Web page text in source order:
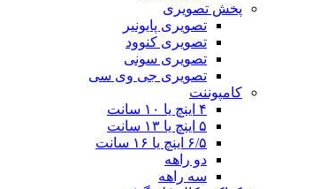
پخش تصویری
تصویری پایونیر
تصویری کنوود
تصویری سونی
تصویری جی وی سی
کامپوننت
۴ اینچ یا ۱۰ سانت
۵ اینچ یا ۱۳ سانت
۶/۵ اینچ یا ۱۶ سانت
دو راهه
سه راهه